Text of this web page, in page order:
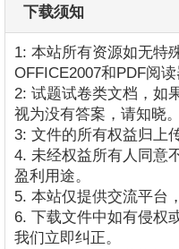
下载须知
1: 本站所有资源如无特
OFFICE2007和PDF阅读
2: 试题试卷类文档，如
视为没有答案，请知晓。
3: 文件的所有权益归上
4. 未经权益所有人同意
盈利用途。
5. 本站仅提供交流平台
6. 下载文件中如有侵权
我们立即纠正。